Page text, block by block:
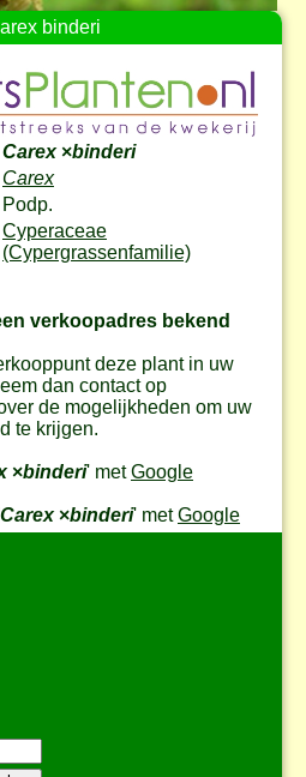
binderi
Carex×binderi
Carex
Podp.
Cyperaceae
(Cypergrassenfamilie)
verkoopadres bekend
deze plant in uw
dan contact op
de mogelijkheden om uw
te krijgen.
×binderi' metGoogle
Carex×binderi' metGoogle